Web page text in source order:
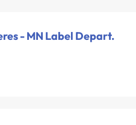
- MN Label Depart.